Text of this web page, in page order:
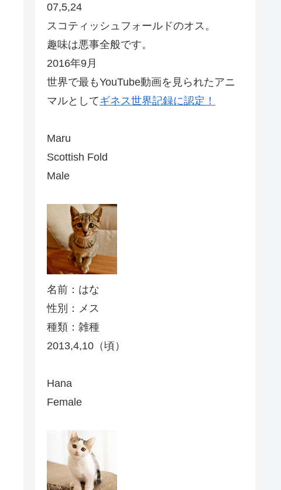
07,5,24
スコティッシュフォールドのオス。
趣味は悪事全般です。
2016年9月
世界で最もYouTube動画を見られたアニ
マルとしてギネス世界記録に認定！
Maru
Scottish Fold
Male
名前：はな
性別：メス
種類：雑種
2013,4,10（頃）
Hana
Female